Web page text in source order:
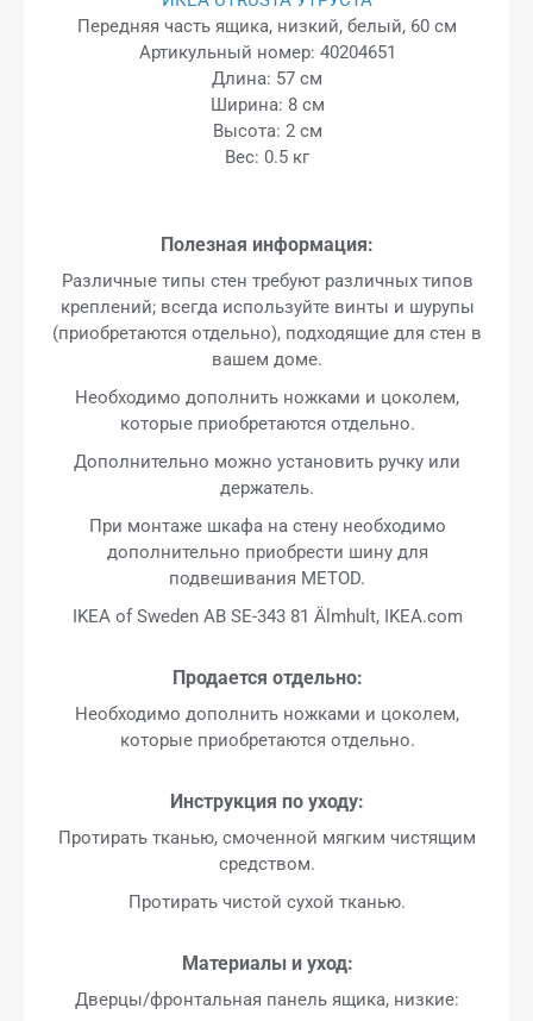
Передняя часть ящика, низкий, белый, 60 см
Артикульный номер: 40204651
Длина: 57 см
Ширина: 8 см
Высота: 2 см
Вес: 0.5 кг
Полезная информация:
Различные типы стен требуют различных типов
креплений; всегда используйте винты и шурупы
(приобретаются отдельно), подходящие для стен в
вашем доме.
Необходимо дополнить ножками и цоколем,
которые приобретаются отдельно.
Дополнительно можно установить ручку или
держатель.
При монтаже шкафа на стену необходимо
дополнительно приобрести шину для
подвешивания METOD.
IKEA of Sweden AB SE-343 81 Älmhult, IKEA.com
Продается отдельно:
Необходимо дополнить ножками и цоколем,
которые приобретаются отдельно.
Инструкция по уходу:
Протирать тканью, смоченной мягким чистящим
средством.
Протирать чистой сухой тканью.
Материалы и уход:
Дверцы/фронтальная панель ящика, низкие: